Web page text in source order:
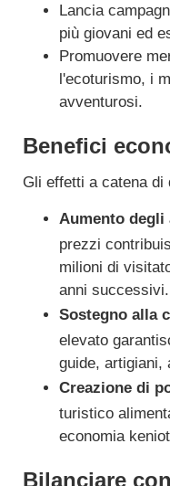
Lancia
più giovani ed
Promuovere
l'ecoturismo, i
avventurosi.
Benefici
Gli effetti a catena
Aumento degli
prezzi
milioni di
anni successivi.
Sostegno alla
elevato
guide, artigiani,
Creazione di
turistico
economia
Bilanciare